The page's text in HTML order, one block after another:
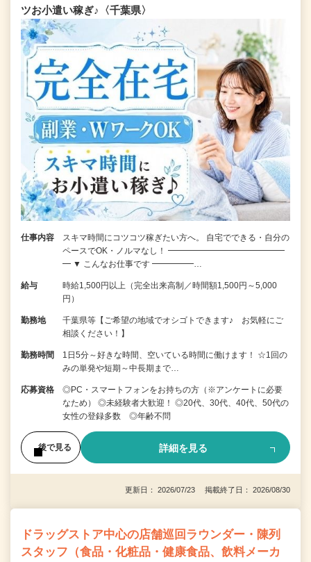
ツお小遣い稼ぎ♪〈千葉県〉
仕事内容
スキマ時間にコツコツ稼ぎたい方へ。 自宅でできる・自分の
ペースでOK・ノルマなし！ ━━━━━━━━━━━━━━
━ ▼ こんなお仕事です ━━━━━…
給与
時給1,500円以上（完全出来高制／時間額1,500円～5,000
円）
勤務地
千葉県等【ご希望の地域でオシゴトできます♪ お気軽にご
相談ください！】
勤務時間
1日5分～好きな時間、空いている時間に働けます！ ☆1回の
みの単発や短期～中長期まで…
応募資格
◎PC・スマートフォンをお持ちの方（※アンケートに必要
なため） ◎未経験者大歓迎！ ◎20代、30代、40代、50代の
女性の登録多数 ◎年齢不問
後で見る 詳細を見る
更新日： 2026/07/23 掲載終了日： 2026/08/30
ドラッグストア中心の店舗巡回ラウンダー・陳列
スタッフ（食品・化粧品・健康食品、飲料メーカ